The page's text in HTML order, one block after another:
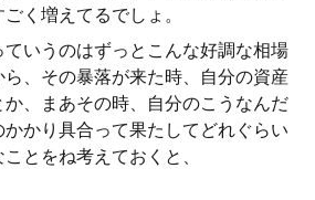
く増えてるでしょ。
ていうのはずっとこんな好調な相場
、その暴落が来た時、自分の資産
、まあその時、自分のこうなんだ
かり具合って果たしてどれぐらい
とをね考えておくと、